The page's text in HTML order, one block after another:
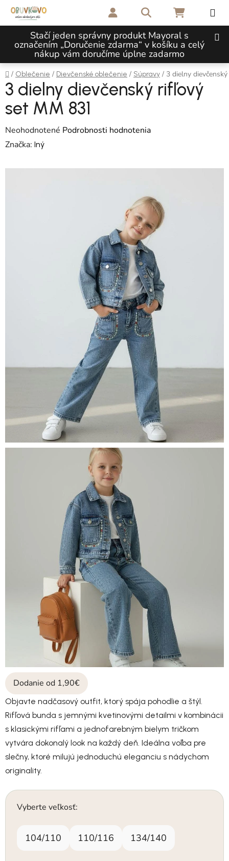
Prejsť na obsah
Stačí jeden správny produkt Mayoral s
označením „Doručenie zdarma“ v košíku a celý
nákup vám doručíme úplne zadarmo
Hľadať NÁKUPNÝ
Domov
/ Oblečenie / Dievčenské oblečenie / Súpravy / 3 dielny
Dodanie od 1,90€
Objavte nadčasový outfit, ktorý spája pohodlie a štýl.
Rifľová bunda s jemnými kvetinovými detailmi v kombinácii
s klasickými rifľami a jednofarebným bielym tričkom
vytvára dokonalý look na každý deň. Ideálna voľba pre
slečny, ktoré milujú jednoduchú eleganciu s nádychom
originality.
Vyberte veľkosť:
104/110 110/116 134/140
3 dielny dievčenský rifľový
set MM 831
Priemerné hodnotenie produktu je 0,0 z 5 hviezdičiek.
Neohodnotené Podrobnosti hodnotenia
Značka: Iný